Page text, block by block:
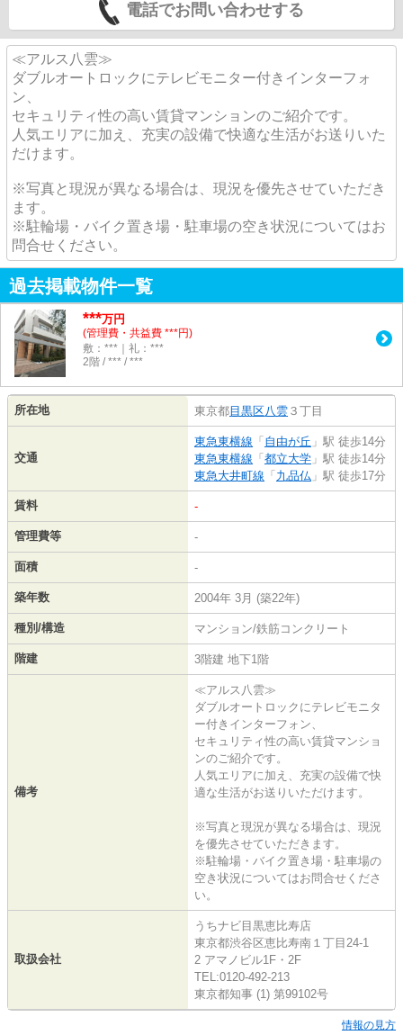
電話でお問い合わせする
≪アルス八雲≫
ダブルオートロックにテレビモニター付きインターフォ
ン、
セキュリティ性の高い賃貸マンションのご紹介です。
人気エリアに加え、充実の設備で快適な生活がお送りいた
だけます。
※写真と現況が異なる場合は、現況を優先させていただき
ます。
※駐輪場・バイク置き場・駐車場の空き状況についてはお
問合せください。
過去掲載物件一覧
***万円
(管理費・共益費 ***円)
敷：***｜礼：***
2階 / *** / ***
所在地 東京都目黒区八雲 ３丁目
交通
東急東横線 「 自由が丘 」駅 徒歩14分
東急東横線 「 都立大学 」駅 徒歩14分
東急大井町線 「 九品仏 」駅 徒歩17分
賃料 -
管理費等 -
面積 -
築年数 2004年 3月 (築22年)
種別/構造 マンション/鉄筋コンクリート
階建 3階建 地下1階
備考
≪アルス八雲≫
ダブルオートロックにテレビモニタ
ー付きインターフォン、
セキュリティ性の高い賃貸マンショ
ンのご紹介です。
人気エリアに加え、充実の設備で快
適な生活がお送りいただけます。
※写真と現況が異なる場合は、現況
を優先させていただきます。
※駐輪場・バイク置き場・駐車場の
空き状況についてはお問合せくださ
い。
取扱会社
うちナビ目黒恵比寿店
東京都渋谷区恵比寿南１丁目24-1
2 アマノビル1F・2F
TEL:0120-492-213
東京都知事 (1) 第99102号
情報の見方